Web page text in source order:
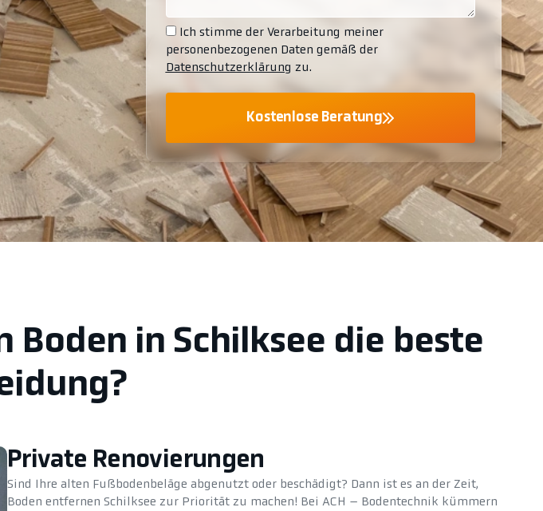
Ich stimme der Verarbeitung meiner
personenbezogenen Daten gemäß der
Datenschutzerklärung zu.
Kostenlose Beratung
Boden in Schilksee die beste
Private Renovierungen
Sind Ihre alten Fußbodenbeläge abgenutzt oder beschädigt? Dann ist es an der Zeit,
Boden entfernen Schilksee zur Priorität zu machen! Bei ACH – Bodentechnik kümmern